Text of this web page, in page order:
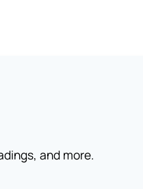
and more.